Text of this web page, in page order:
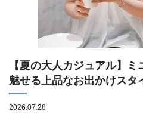
【夏の大人カジュアル】
魅せる上品なお出かけスタ
2026.07.28